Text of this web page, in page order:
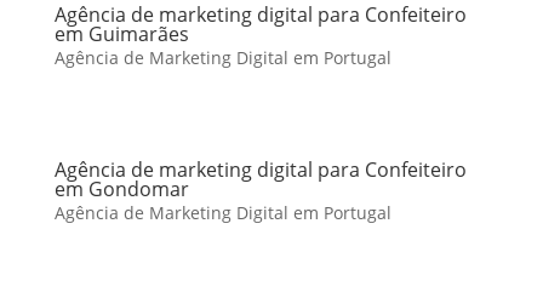
Agência de marketing digital para Confeiteiro
em Guimarães
Agência de Marketing Digital em Portugal
Agência de marketing digital para Confeiteiro
em Gondomar
Agência de Marketing Digital em Portugal